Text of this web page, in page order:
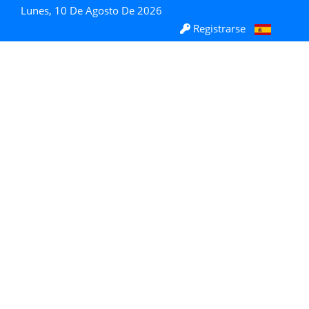
Lunes, 10 De Agosto De 2026
Registrarse